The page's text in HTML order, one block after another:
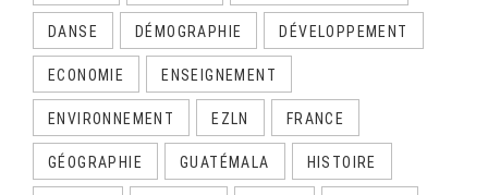
DANSE DÉMOGRAPHIE DÉVELOPPEMENT
ECONOMIE ENSEIGNEMENT
ENVIRONNEMENT EZLN FRANCE
GÉOGRAPHIE GUATÉMALA HISTOIRE